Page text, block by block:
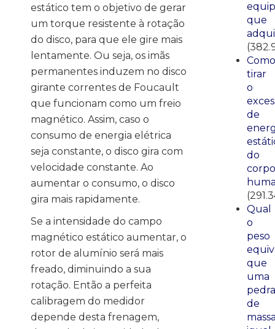
estático tem o objetivo de gerar
um torque resistente à rotação
do disco, para que ele gire mais
lentamente. Ou seja, os imãs
permanentes induzem no disco
girante correntes de Foucault
que funcionam como um freio
magnético. Assim, caso o
consumo de energia elétrica
seja constante, o disco gira com
velocidade constante. Ao
aumentar o consumo, o disco
gira mais rapidamente.
Se a intensidade do campo
magnético estático aumentar, o
rotor de alumínio será mais
freado, diminuindo a sua
rotação. Então a perfeita
calibragem do medidor
depende desta frenagem,
que
Como
tirar
o
de
do
corpo
Qual
o
peso
que
uma
pedra
de